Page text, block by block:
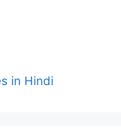
in Hindi